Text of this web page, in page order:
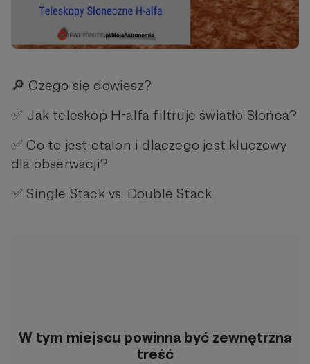
🔎 Czego się dowiesz?
✅ Jak teleskop H-alfa filtruje światło Słońca?
✅ Co to jest etalon i dlaczego jest kluczowy
dla obserwacji?
✅ Single Stack vs. Double Stack
W tym miejscu powinna być zewnętrzna
treść